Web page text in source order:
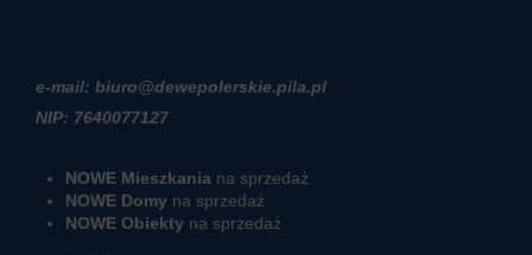
e-mail: biuro@dewepolerskie.pila.pl
NIP: 7640077127
NOWE Mieszkania na sprzedaż
NOWE Domy na sprzedaż
NOWE Obiekty na sprzedaż